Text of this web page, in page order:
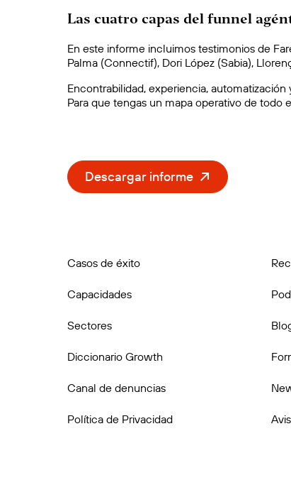
Las cuatro capas del funnel
En este informe incluimos testimonios de
Palma (Connectif), Dori López (Sabia),
Encontrabilidad, experiencia,
Para que tengas un mapa operativo de todo
Descargar informe
Casos de éxito
Capacidades
Sectores
Diccionario Growth
Canal de denuncias
Política de Privacidad